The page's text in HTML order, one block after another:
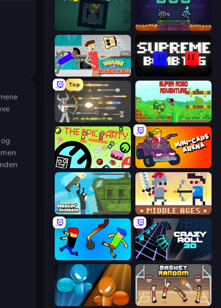
Rotator Duo
House of Hazards
Top
Ragdoll Archers Super Robo - Adventure
The Epic Party Mini-Caps: Arena
Getaway Shootout Castle Wars: Middle Ages
Mini-Caps: Bombs Crazy Roll 3D
Drunken Boxing Basket Random